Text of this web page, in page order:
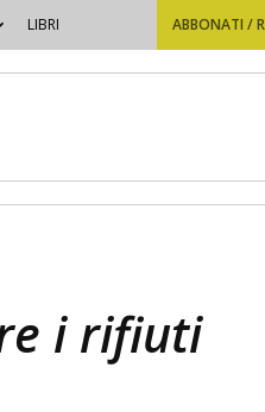
LIBRI ABBONATI /
i rifiuti